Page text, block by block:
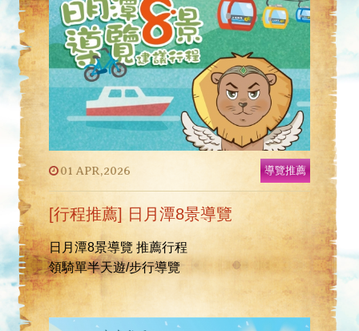
導覽推薦
01 APR,2026
[行程推薦] 日月潭8景導覽
日月潭8景導覽 推薦行程
領騎單半天遊/步行導覽